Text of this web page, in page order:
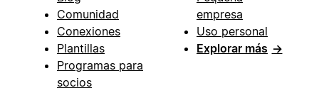
Comunidad
Conexiones
Plantillas
Programas para
socios
empresa
Uso personal
Explorar más →